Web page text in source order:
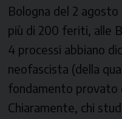
Bologna del 2
più di 200 feriti, alle
4 processi abbiano
neofascista (della
fondamento provato
Chiaramente, chi